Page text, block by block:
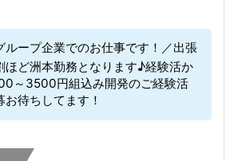
ループ企業でのお仕事です！／出張
ほど洲本勤務となります♪経験活か
～3500円組込み開発のご経験活
待ちしてます！